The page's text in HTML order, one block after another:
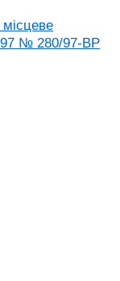
№ 280/97-ВР